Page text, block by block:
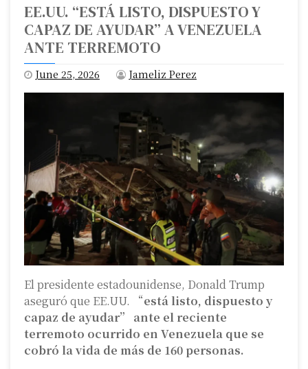
EE.UU. “ESTÁ LISTO, DISPUESTO Y
CAPAZ DE AYUDAR” A VENEZUELA
ANTE TERREMOTO
June 25, 2026 Jameliz Perez
El presidente estadounidense, Donald Trump
aseguró que EE.UU. “está listo, dispuesto y
capaz de ayudar” ante el reciente
terremoto ocurrido en Venezuela que se
cobró la vida de más de 160 personas.